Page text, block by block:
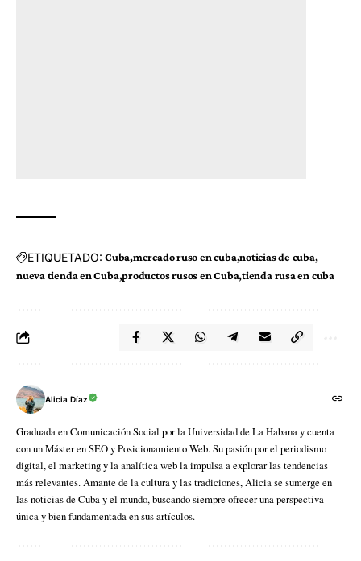
ETIQUETADO: Cuba mercado ruso en cuba noticias de cuba
nueva tienda en Cuba productos rusos en Cuba tienda rusa en cuba
Alicia Díaz
Graduada en Comunicación Social por la Universidad de La Habana y cuenta
con un Máster en SEO y Posicionamiento Web. Su pasión por el periodismo
digital, el marketing y la analítica web la impulsa a explorar las tendencias
más relevantes. Amante de la cultura y las tradiciones, Alicia se sumerge en
las noticias de Cuba y el mundo, buscando siempre ofrecer una perspectiva
única y bien fundamentada en sus artículos.